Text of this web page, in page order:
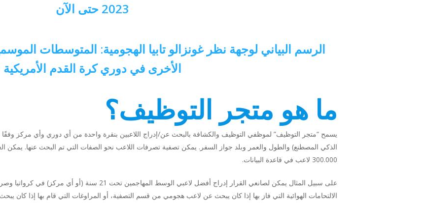
2023 حتى الآن
الرسم البياني لوجهة نظر غونزالو تابيا الهجومية: المتوسطات
الأخرى في دوري كرة القدم الأمريكية
ما هو متجر التوظيف؟
الذكي المصطنع) والطول والعمر وبلد جواز السفر. يمكن تصفية تصرفات اللاعب نحو الصفات التي تم البحث عنها. يمكن
300.000 لاعب في قاعدة البيانات.
الالتحامات الهوائية التي فاز بها إذا كان يبحث عن لاعب هجومي من قسم التصفية، أو المراوغات التي قام بها إذا كان